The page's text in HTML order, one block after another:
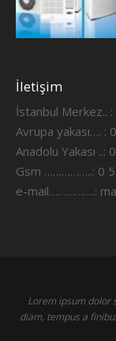
İletişim
İstanbul Merkez..
Avrupa yakası…. :
Anadolu Yakası
Gsm ……………..: 0
e-mail…………….:
Lorem ipsum dolor
diam, tempus a